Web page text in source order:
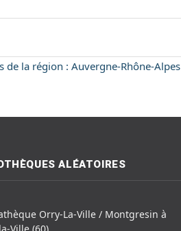
la région : Auvergne-Rhône-Alpes
ALÉATOIRES
Orry-La-Ville / Montgresin à